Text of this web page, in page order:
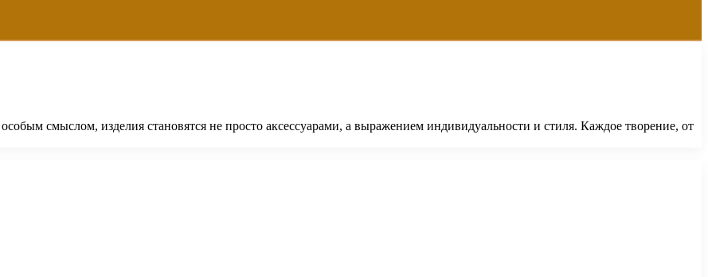
смыслом, изделия становятся не просто аксессуарами, а выражением индивидуальности и стиля. Каждое творение, от